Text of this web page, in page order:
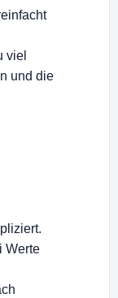
viel
und die
Werte